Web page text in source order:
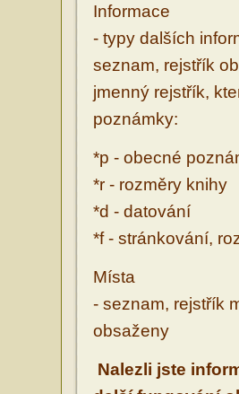
Informace
- typy dalších
seznam, rejstřík
jmenný rejstřík,
poznámky:
*p - obecné
*r - rozměry knihy
*d - datování
*f - stránkování,
Místa
- seznam, rejstřík
obsaženy
Nalezli jste